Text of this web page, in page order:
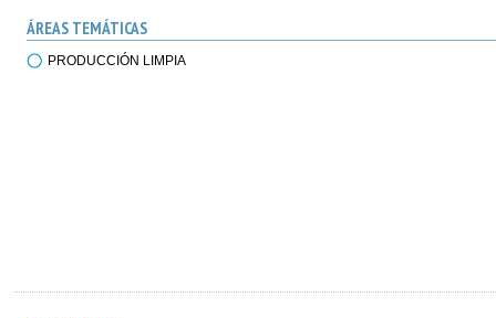
ÁREAS TEMÁTICAS
PRODUCCIÓN LIMPIA